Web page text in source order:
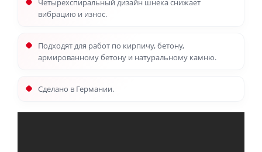
Четырехспиральный дизайн шнека снижает
вибрацию и износ.
Подходят для работ по кирпичу, бетону,
армированному бетону и натуральному камню.
Сделано в Германии.